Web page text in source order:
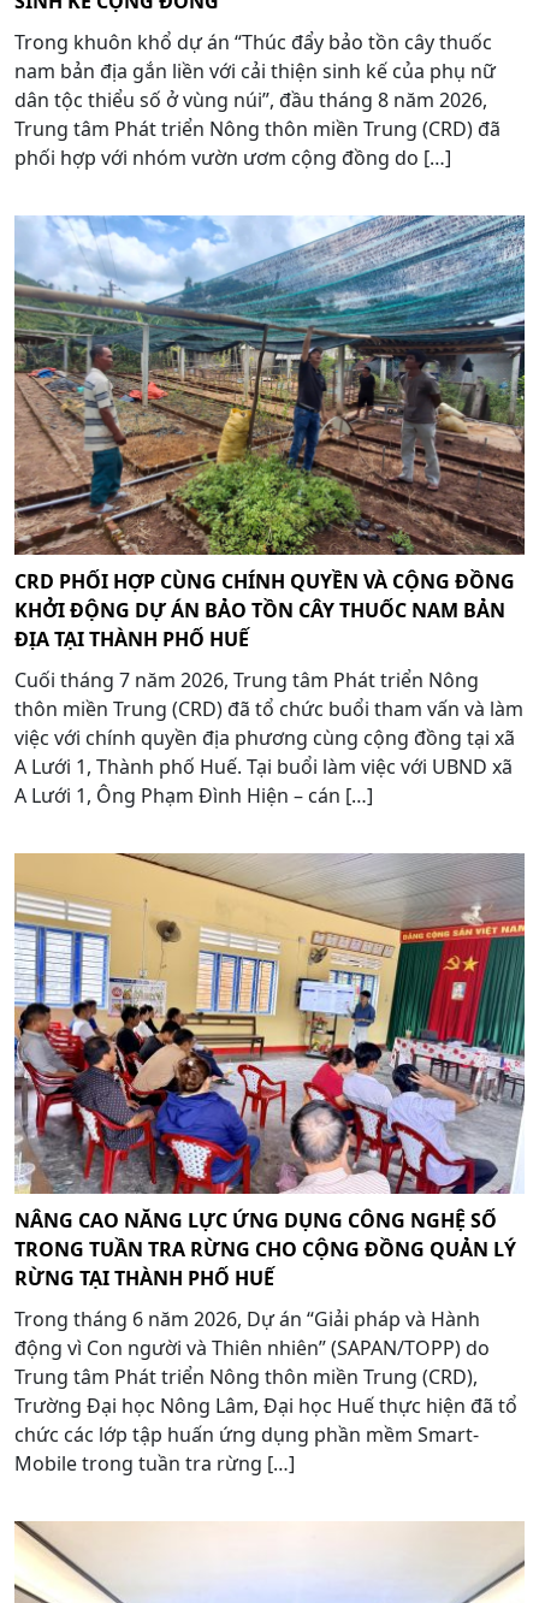
Trong khuôn khổ dự án “Thúc đẩy bảo tồn cây thuốc
nam bản địa gắn liền với cải thiện sinh kế của phụ nữ
dân tộc thiểu số ở vùng núi”, đầu tháng 8 năm 2026,
Trung tâm Phát triển Nông thôn miền Trung (CRD) đã
phối hợp với nhóm vườn ươm cộng đồng do […]
CRD PHỐI HỢP CÙNG CHÍNH QUYỀN VÀ CỘNG ĐỒNG
KHỞI ĐỘNG DỰ ÁN BẢO TỒN CÂY THUỐC NAM BẢN
ĐỊA TẠI THÀNH PHỐ HUẾ
Cuối tháng 7 năm 2026, Trung tâm Phát triển Nông
thôn miền Trung (CRD) đã tổ chức buổi tham vấn và làm
việc với chính quyền địa phương cùng cộng đồng tại xã
A Lưới 1, Thành phố Huế. Tại buổi làm việc với UBND xã
A Lưới 1, Ông Phạm Đình Hiện – cán […]
NÂNG CAO NĂNG LỰC ỨNG DỤNG CÔNG NGHỆ SỐ
TRONG TUẦN TRA RỪNG CHO CỘNG ĐỒNG QUẢN LÝ
RỪNG TẠI THÀNH PHỐ HUẾ
Trong tháng 6 năm 2026, Dự án “Giải pháp và Hành
động vì Con người và Thiên nhiên” (SAPAN/TOPP) do
Trung tâm Phát triển Nông thôn miền Trung (CRD),
Trường Đại học Nông Lâm, Đại học Huế thực hiện đã tổ
chức các lớp tập huấn ứng dụng phần mềm Smart-
Mobile trong tuần tra rừng […]